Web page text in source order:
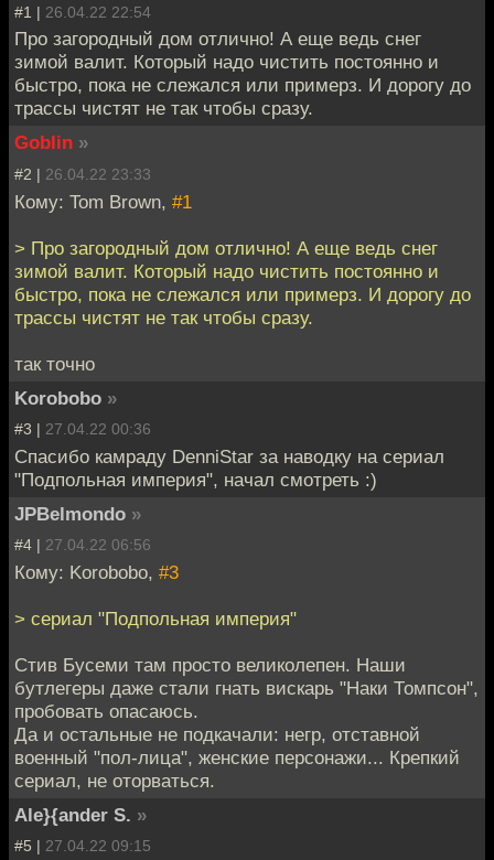
#1 | 26.04.22 22:54
Про загородный дом отлично! А еще ведь снег
зимой валит. Который надо чистить постоянно и
быстро, пока не слежался или примерз. И дорогу до
трассы чистят не так чтобы сразу.
Goblin »
#2 | 26.04.22 23:33
Кому: Tom Brown, #1
> Про загородный дом отлично! А еще ведь снег
зимой валит. Который надо чистить постоянно и
быстро, пока не слежался или примерз. И дорогу до
трассы чистят не так чтобы сразу.
так точно
Korobobo »
#3 | 27.04.22 00:36
Спасибо камраду DenniStar за наводку на сериал
"Подпольная империя", начал смотреть :)
JPBelmondo »
#4 | 27.04.22 06:56
Кому: Korobobo, #3
> сериал "Подпольная империя"
Стив Бусеми там просто великолепен. Наши
бутлегеры даже стали гнать вискарь "Наки Томпсон",
пробовать опасаюсь.
Да и остальные не подкачали: негр, отставной
военный "пол-лица", женские персонажи... Крепкий
сериал, не оторваться.
Ale}{ander S. »
#5 | 27.04.22 09:15